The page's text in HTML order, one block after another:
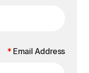
Email Address
*